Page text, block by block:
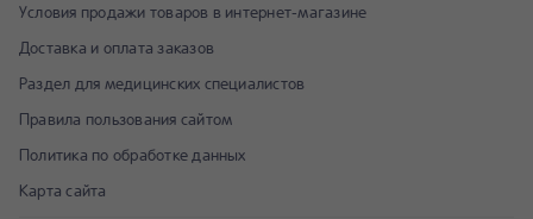
Условия продажи товаров в интернет-магазине
Доставка и оплата заказов
Раздел для медицинских специалистов
Правила пользования сайтом
Политика по обработке данных
Карта сайта